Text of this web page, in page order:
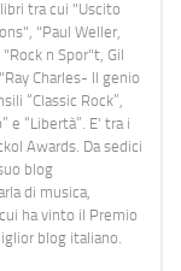
tra cui "Uscito
"Paul Weller,
n Spor"t, Gil
Charles- Il genio
“Classic Rock”,
e “Libertà”. E' tra i
Awards. Da sedici
blog
di musica,
ha vinto il Premio
blog italiano.